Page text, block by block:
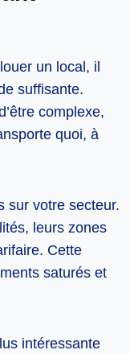
un local, il
suffisante.
complexe,
quoi, à
sur votre secteur.
leurs zones
Cette
saturés et
intéressante